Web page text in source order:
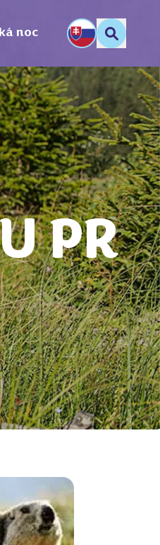
noc
PR